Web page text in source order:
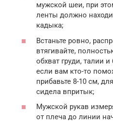
мужской шеи, при
ленты должно
кадыка;
Встаньте ровно,
втягивайте,
обхват груди, талии
если вам кто-то
прибавьте 8-10 см,
сидела впритык;
Мужской рукав
от плеча до линии